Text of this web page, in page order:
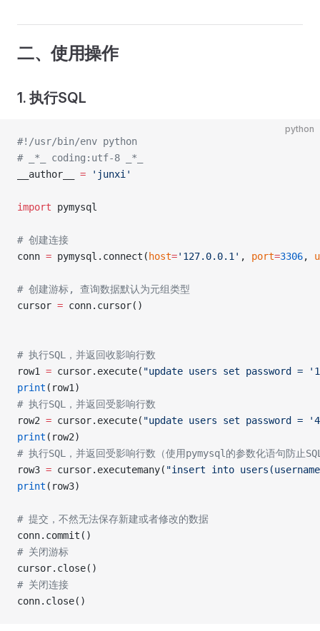
二、使用操作
1. 执行SQL
python
#!/usr/bin/env python
# _*_ coding:utf-8 _*_
__author__ = 'junxi'
import pymysql
# 创建连接
conn = pymysql.connect( host='127.0.0.1' , port=3306,
# 创建游标, 查询数据默认为元组类型
cursor = conn.cursor()
# 执行SQL，并返回收影响行数
row1 = cursor.execute( "update users set password =
print (row1)
# 执行SQL，并返回受影响行数
row2 = cursor.execute( "update users set password =
print (row2)
# 执行SQL，并返回受影响行数（使用pymysql的参数化语句防止
row3 = cursor.executemany( "insert into
print (row3)
# 提交，不然无法保存新建或者修改的数据
conn.commit()
# 关闭游标
cursor.close()
# 关闭连接
conn.close()